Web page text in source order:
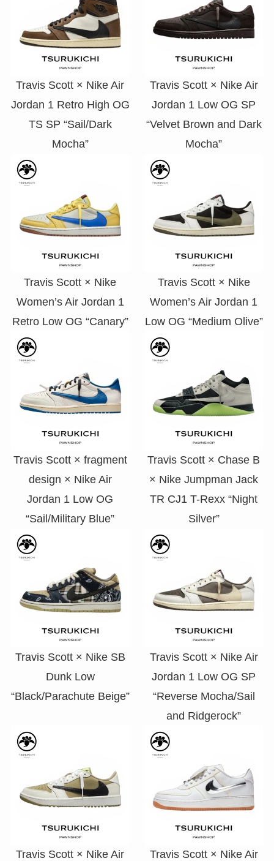
Travis Scott × Nike Air
Jordan 1 Retro High OG
TS SP “Sail/Dark
Mocha”
Travis Scott × Nike Air
Jordan 1 Low OG SP
“Velvet Brown and Dark
Mocha”
Travis Scott × Nike
Women’s Air Jordan 1
Retro Low OG “Canary”
Travis Scott × Nike
Women’s Air Jordan 1
Low OG “Medium Olive”
Travis Scott × fragment
design × Nike Air
Jordan 1 Low OG
“Sail/Military Blue”
Travis Scott × Chase B
× Nike Jumpman Jack
TR CJ1 T-Rexx “Night
Silver”
Travis Scott × Nike SB
Dunk Low
“Black/Parachute Beige”
Travis Scott × Nike Air
Jordan 1 Low OG SP
“Reverse Mocha/Sail
and Ridgerock”
Travis Scott × Nike Air
Travis Scott × Nike Air